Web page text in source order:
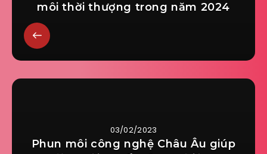
môi thời thượng trong năm 2024
03/02/2023
Phun môi công nghệ Châu Âu giúp